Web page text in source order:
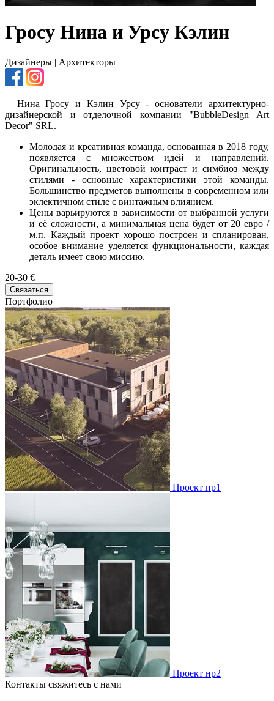
Гросу Нина и Урсу Кэлин
Дизайнеры | Архитекторы
Нина Гросу и Кэлин Урсу - основатели архитектурно-
дизайнерской и отделочной компании "BubbleDesign Art
Decor" SRL.
Молодая и креативная команда, основанная в 2018 году,
появляется с множеством идей и направлений.
Оригинальность, цветовой контраст и симбиоз между
стилями - основные характеристики этой команды.
Большинство предметов выполнены в современном или
эклектичном стиле с винтажным влиянием.
Цены варьируются в зависимости от выбранной услуги
и её сложности, а минимальная цена будет от 20 евро /
м.п. Каждый проект хорошо построен и спланирован,
особое внимание уделяется функциональности, каждая
деталь имеет свою миссию.
20-30 €
Связаться
Портфолио
Проект нр1
Проект нр2
Контакты свяжитесь с нами